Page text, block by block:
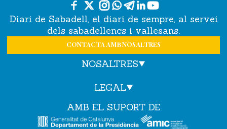
Diari de Sabadell, el diari de sempre, al servei
dels sabadellencs i vallesans.
CONTACTA AMB NOSALTRES
NOSALTRES
LEGAL
AMB EL SUPORT DE